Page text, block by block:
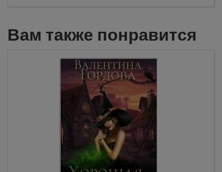
Вам также понравится